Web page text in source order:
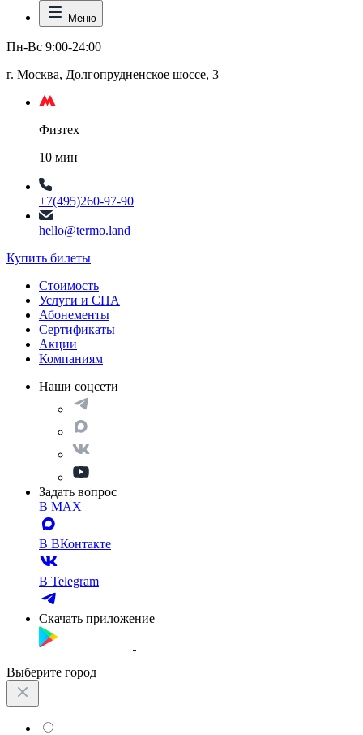
Меню
Пн-Вс 9:00-24:00
г. Москва, Долгопрудненское шоссе, 3
Физтех
10 мин
+7(495)260-97-90
hello@termo.land
Купить билеты
Стоимость
Услуги и СПА
Абонементы
Сертификаты
Акции
Компаниям
Наши соцсети
Задать вопрос
В MAX
В ВКонтакте
В Telegram
Скачать приложение
Выберите город